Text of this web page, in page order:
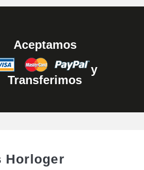
Aceptamos
y
Transferimos
Horloger